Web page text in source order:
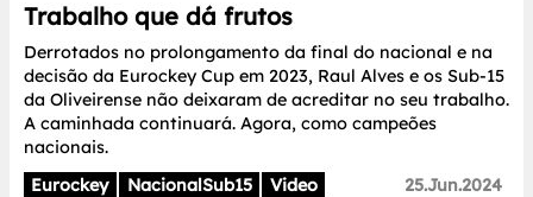
Trabalho que dá frutos
Derrotados no prolongamento da final do nacional e na
decisão da Eurockey Cup em 2023, Raul Alves e os Sub-15
da Oliveirense não deixaram de acreditar no seu trabalho.
A caminhada continuará. Agora, como campeões
nacionais.
Eurockey
NacionalSub15 Video 25.Jun.2024